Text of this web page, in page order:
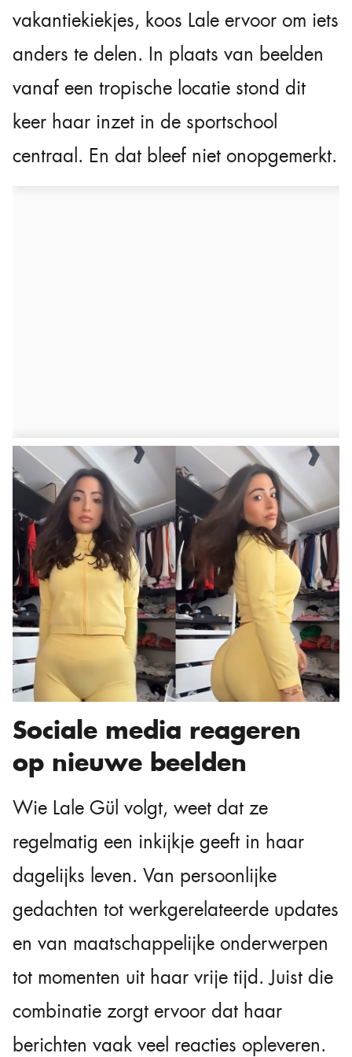
vakantiekiekjes, koos Lale ervoor om iets
anders te delen. In plaats van beelden
vanaf een tropische locatie stond dit
keer haar inzet in de sportschool
centraal. En dat bleef niet onopgemerkt.
Sociale media reageren
op nieuwe beelden
Wie Lale Gül volgt, weet dat ze
regelmatig een inkijkje geeft in haar
dagelijks leven. Van persoonlijke
gedachten tot werkgerelateerde updates
en van maatschappelijke onderwerpen
tot momenten uit haar vrije tijd. Juist die
combinatie zorgt ervoor dat haar
berichten vaak veel reacties opleveren.